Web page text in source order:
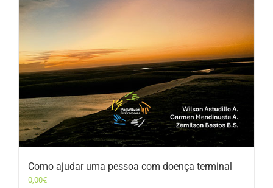
Como ajudar uma pessoa com doença terminal
0,00€